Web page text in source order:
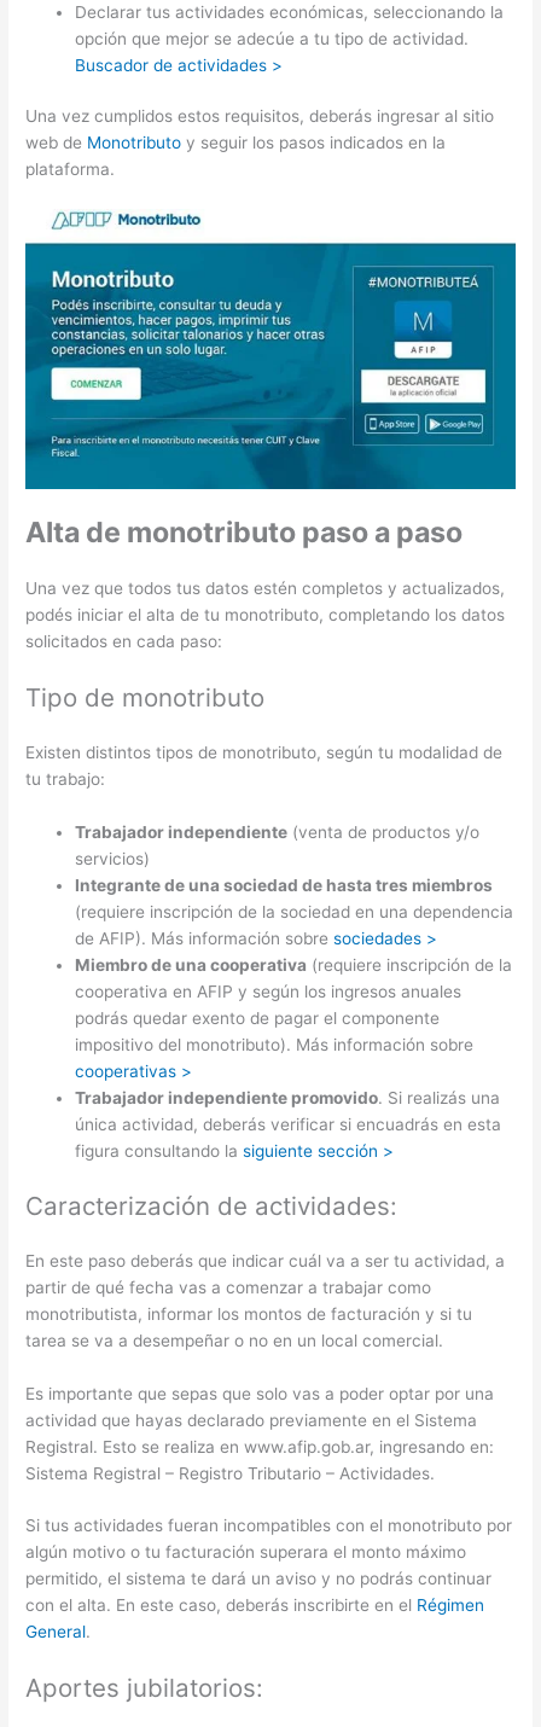
Declarar tus actividades económicas, seleccionando la
opción que mejor se adecúe a tu tipo de actividad.
Buscador de actividades >
Una vez cumplidos estos requisitos, deberás ingresar al sitio
web de Monotributo y seguir los pasos indicados en la
plataforma.
Alta de monotributo paso a paso
Una vez que todos tus datos estén completos y actualizados,
podés iniciar el alta de tu monotributo, completando los datos
solicitados en cada paso:
Tipo de monotributo
Existen distintos tipos de monotributo, según tu modalidad de
tu trabajo:
Trabajador independiente (venta de productos y/o
servicios)
Integrante de una sociedad de hasta tres miembros
(requiere inscripción de la sociedad en una dependencia
de AFIP). Más información sobresociedades >
Miembro de una cooperativa (requiere inscripción de la
cooperativa en AFIP y según los ingresos anuales
podrás quedar exento de pagar el componente
impositivo del monotributo). Más información sobre
cooperativas >
Trabajador independiente promovido. Si realizás una
única actividad, deberás verificar si encuadrás en esta
figura consultando lasiguiente sección >
Caracterización de actividades:
En este paso deberás que indicar cuál va a ser tu actividad, a
partir de qué fecha vas a comenzar a trabajar como
monotributista, informar los montos de facturación y si tu
tarea se va a desempeñar o no en un local comercial.
Es importante que sepas que solo vas a poder optar por una
actividad que hayas declarado previamente en el Sistema
Registral. Esto se realiza en www.afip.gob.ar, ingresando en:
Sistema Registral – Registro Tributario – Actividades.
Si tus actividades fueran incompatibles con el monotributo por
algún motivo o tu facturación superara el monto máximo
permitido, el sistema te dará un aviso y no podrás continuar
con el alta. En este caso, deberás inscribirte en el Régimen
General.
Aportes jubilatorios: